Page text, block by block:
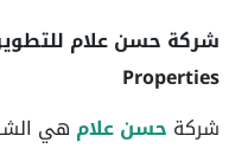
Properties
شركة حسن علام هي